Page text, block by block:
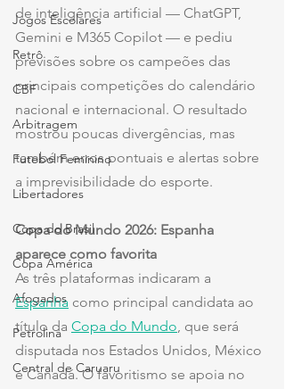
Jogos Escolares
Retrô
CBF
Arbitragem
Futebol Feminino
Libertadores
Copa do Brasil
Copa América
Afogados
Petrolina
Central de Caruaru
de inteligência artificial — ChatGPT,
Gemini e M365 Copilot — e pediu
previsões sobre os campeões das
principais competições do calendário
nacional e internacional. O resultado
mostrou poucas divergências, mas
também erros pontuais e alertas sobre
a imprevisibilidade do esporte.
Copa do Mundo 2026: Espanha
aparece como favorita
As três plataformas indicaram a
Espanha como principal candidata ao
título da Copa do Mundo, que será
disputada nos Estados Unidos, México
e Canadá. O favoritismo se apoia no